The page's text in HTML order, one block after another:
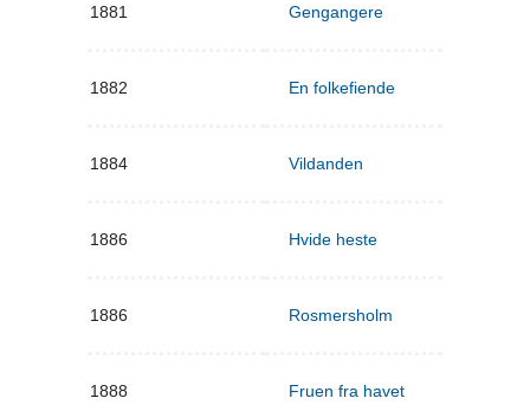
1881 Gengangere
1882 En folkefiende
1884 Vildanden
1886 Hvide heste
1886 Rosmersholm
1888 Fruen fra havet